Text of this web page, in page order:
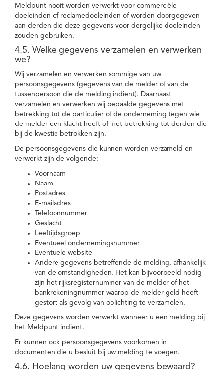
Meldpunt nooit worden verwerkt voor commerciële
doeleinden of reclamedoeleinden of worden doorgegeven
aan derden die deze gegevens voor dergelijke doeleinden
zouden gebruiken.
4.5. Welke gegevens verzamelen en verwerken
we?
Wij verzamelen en verwerken sommige van uw
persoonsgegevens (gegevens van de melder of van de
tussenpersoon die de melding indient). Daarnaast
verzamelen en verwerken wij bepaalde gegevens met
betrekking tot de particulier of de onderneming tegen wie
de melder een klacht heeft of met betrekking tot derden die
bij de kwestie betrokken zijn.
De persoonsgegevens die kunnen worden verzameld en
verwerkt zijn de volgende:
Voornaam
Naam
Postadres
E-mailadres
Telefoonnummer
Geslacht
Leeftijdsgroep
Eventueel ondernemingsnummer
Eventuele website
Andere gegevens betreffende de melding, afhankelijk
van de omstandigheden. Het kan bijvoorbeeld nodig
zijn het rijksregisternummer van de melder of het
bankrekeningnummer waarop de melder geld heeft
gestort als gevolg van oplichting te verzamelen.
Deze gegevens worden verwerkt wanneer u een melding bij
het Meldpunt indient.
Er kunnen ook persoonsgegevens voorkomen in
documenten die u besluit bij uw melding te voegen.
4.6. Hoelang worden uw gegevens bewaard?